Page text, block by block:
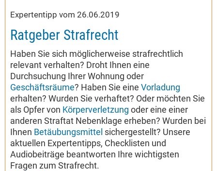
Expertentipp vom 26.06.2019
Ratgeber Strafrecht
Haben Sie sich möglicherweise strafrechtlich
relevant verhalten? Droht Ihnen eine
Durchsuchung Ihrer Wohnung oder
Geschäftsräume? Haben Sie eine Vorladung
erhalten? Wurden Sie verhaftet? Oder möchten Sie
als Opfer von Körperverletzung oder eine einer
anderen Straftat Nebenklage erheben? Wurden bei
Ihnen Betäubungsmittel sichergestellt? Unsere
aktuellen Expertentipps, Checklisten und
Audiobeiträge beantworten Ihre wichtigsten
Fragen zum Strafrecht.